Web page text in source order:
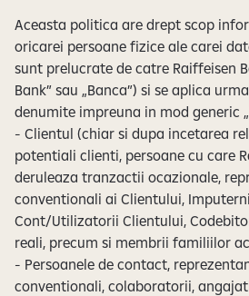
Aceasta politica are drept scop
oricarei persoane fizice ale carei
sunt prelucrate de catre Raiffeisen
Bank” sau „Banca”) si se aplica
denumite impreuna in mod generic
- Clientul (chiar si dupa incetarea
potentiali clienti, persoane cu care
deruleaza tranzactii ocazionale,
conventionali ai Clientului,
Cont/Utilizatorii Clientului,
reali, precum si membrii familiilor
- Persoanele de contact,
conventionali, colaboratorii,